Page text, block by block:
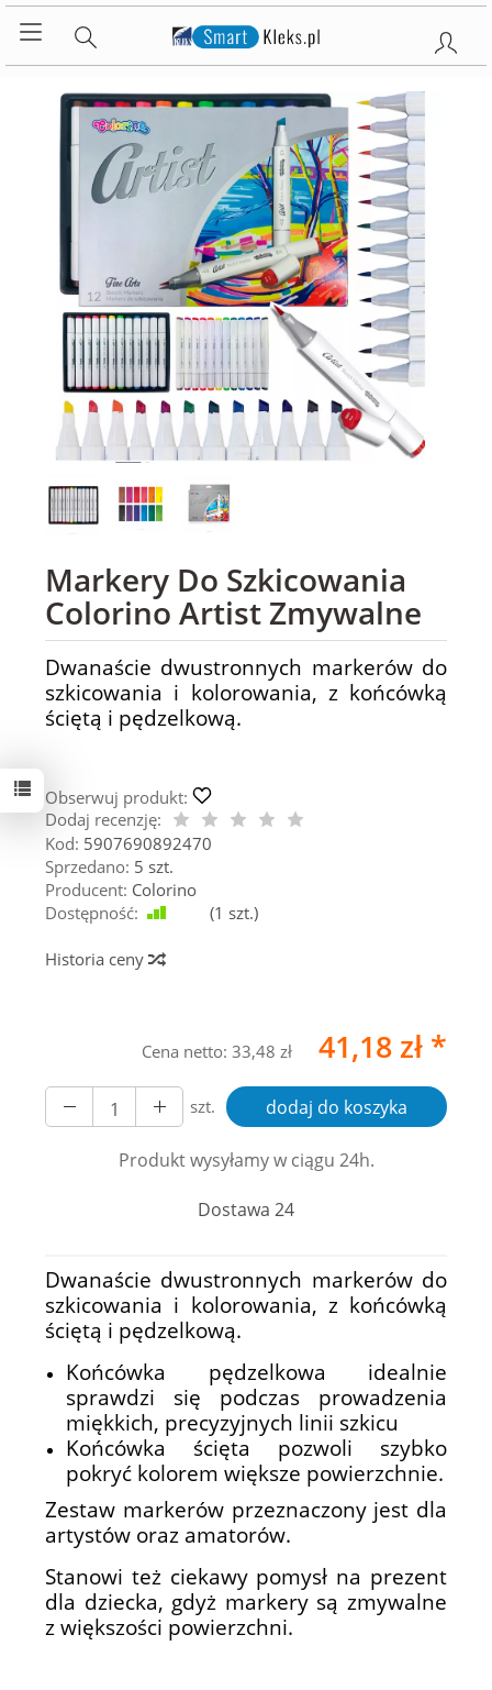
Markery Do Szkicowania
Colorino Artist Zmywalne
Dwanaście dwustronnych markerów do
szkicowania i kolorowania, z końcówką
ściętą i pędzelkową.
Obserwuj produkt:
Dodaj recenzję:
Kod: 5907690892470
Sprzedano: 5 szt.
Producent: Colorino
Dostępność:
(1 szt.)
Historia ceny
Cena netto: 33,48 zł 41,18 zł *
szt. dodaj do koszyka
Produkt wysyłamy w ciągu 24h.
Dostawa 24
Dwanaście dwustronnych markerów do
szkicowania i kolorowania, z końcówką
ściętą i pędzelkową.
Końcówka pędzelkowa idealnie
sprawdzi się podczas prowadzenia
miękkich, precyzyjnych linii szkicu
Końcówka ścięta pozwoli szybko
pokryć kolorem większe powierzchnie.
Zestaw markerów przeznaczony jest dla
artystów oraz amatorów.
Stanowi też ciekawy pomysł na prezent
dla dziecka, gdyż markery są zmywalne
z większości powierzchni.